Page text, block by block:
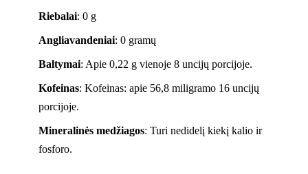
Riebalai: 0 g
Angliavandeniai: 0 gramų
Baltymai: Apie 0,22 g vienoje 8 uncijų porcijoje.
Kofeinas: Kofeinas: apie 56,8 miligramo 16 uncijų
porcijoje.
Mineralinės medžiagos: Turi nedidelį kiekį kalio ir
fosforo.